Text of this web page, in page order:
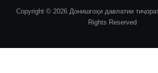
Copyright © 2026 Донишгоҳи давлатии
Rights Reserved